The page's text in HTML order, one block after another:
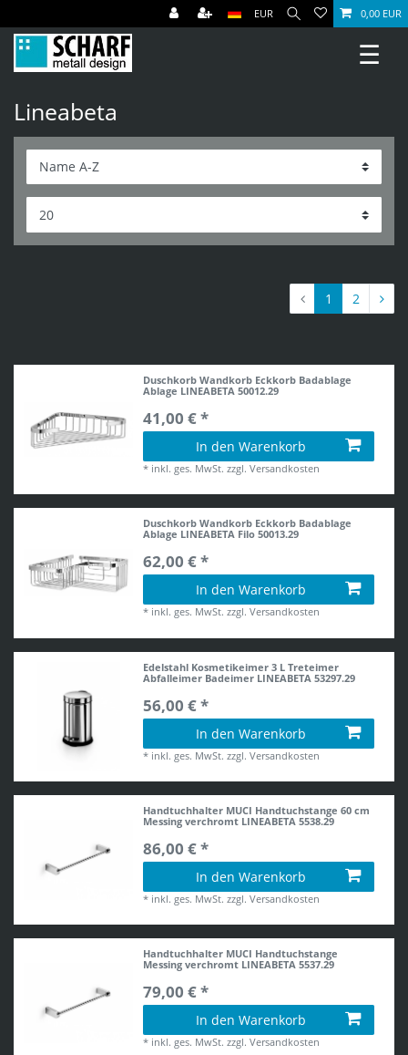
EUR 0,00 EUR
☰
Lineabeta
1 2
Duschkorb Wandkorb Eckkorb Badablage
Ablage LINEABETA 50012.29
41,00 € *
In den Warenkorb
* inkl. ges. MwSt. zzgl.Versandkosten
Duschkorb Wandkorb Eckkorb Badablage
Ablage LINEABETA Filo 50013.29
62,00 € *
In den Warenkorb
* inkl. ges. MwSt. zzgl.Versandkosten
Edelstahl Kosmetikeimer 3 L Treteimer
Abfalleimer Badeimer LINEABETA 53297.29
56,00 € *
In den Warenkorb
* inkl. ges. MwSt. zzgl.Versandkosten
Handtuchhalter MUCI Handtuchstange 60 cm
Messing verchromt LINEABETA 5538.29
86,00 € *
In den Warenkorb
* inkl. ges. MwSt. zzgl.Versandkosten
Handtuchhalter MUCI Handtuchstange
Messing verchromt LINEABETA 5537.29
79,00 € *
In den Warenkorb
* inkl. ges. MwSt. zzgl.Versandkosten